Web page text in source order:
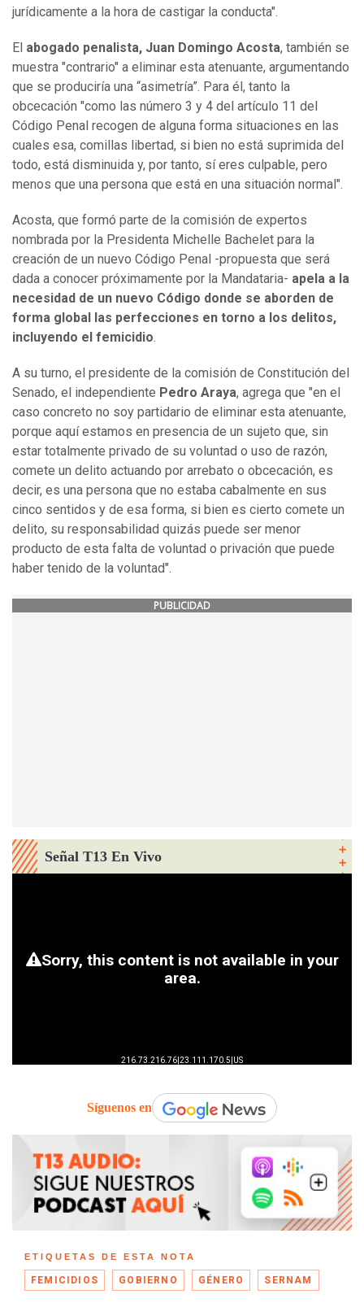
jurídicamente a la hora de castigar la conducta".
El abogado penalista, Juan Domingo Acosta, también se
muestra "contrario" a eliminar esta atenuante, argumentando
que se produciría una “asimetría”. Para él, tanto la
obcecación "como las número 3 y 4 del artículo 11 del
Código Penal recogen de alguna forma situaciones en las
cuales esa, comillas libertad, si bien no está suprimida del
todo, está disminuida y, por tanto, sí eres culpable, pero
menos que una persona que está en una situación normal".
Acosta, que formó parte de la comisión de expertos
nombrada por la Presidenta Michelle Bachelet para la
creación de un nuevo Código Penal -propuesta que será
dada a conocer próximamente por la Mandataria- apela a la
necesidad de un nuevo Código donde se aborden de
forma global las perfecciones en torno a los delitos,
incluyendo el femicidio.
A su turno, el presidente de la comisión de Constitución del
Senado, el independiente Pedro Araya, agrega que "en el
caso concreto no soy partidario de eliminar esta atenuante,
porque aquí estamos en presencia de un sujeto que, sin
estar totalmente privado de su voluntad o uso de razón,
comete un delito actuando por arrebato o obcecación, es
decir, es una persona que no estaba cabalmente en sus
cinco sentidos y de esa forma, si bien es cierto comete un
delito, su responsabilidad quizás puede ser menor
producto de esta falta de voluntad o privación que puede
haber tenido de la voluntad".
PUBLICIDAD
Señal T13 En Vivo
Síguenos en
ETIQUETAS DE ESTA NOTA
FEMICIDIOS GOBIERNO GÉNERO SERNAM